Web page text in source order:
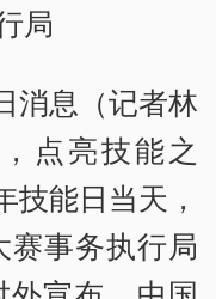
局
消息（记者林
点亮技能之
能日当天，
事务执行局